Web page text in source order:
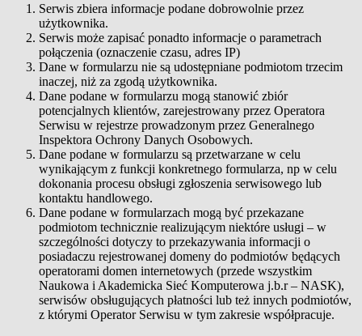
Serwis zbiera informacje podane dobrowolnie przez
użytkownika.
Serwis może zapisać ponadto informacje o parametrach
połączenia (oznaczenie czasu, adres IP)
Dane w formularzu nie są udostępniane podmiotom trzecim
inaczej, niż za zgodą użytkownika.
Dane podane w formularzu mogą stanowić zbiór
potencjalnych klientów, zarejestrowany przez Operatora
Serwisu w rejestrze prowadzonym przez Generalnego
Inspektora Ochrony Danych Osobowych.
Dane podane w formularzu są przetwarzane w celu
wynikającym z funkcji konkretnego formularza, np w celu
dokonania procesu obsługi zgłoszenia serwisowego lub
kontaktu handlowego.
Dane podane w formularzach mogą być przekazane
podmiotom technicznie realizującym niektóre usługi – w
szczególności dotyczy to przekazywania informacji o
posiadaczu rejestrowanej domeny do podmiotów będących
operatorami domen internetowych (przede wszystkim
Naukowa i Akademicka Sieć Komputerowa j.b.r – NASK),
serwisów obsługujących płatności lub też innych podmiotów,
z którymi Operator Serwisu w tym zakresie współpracuje.